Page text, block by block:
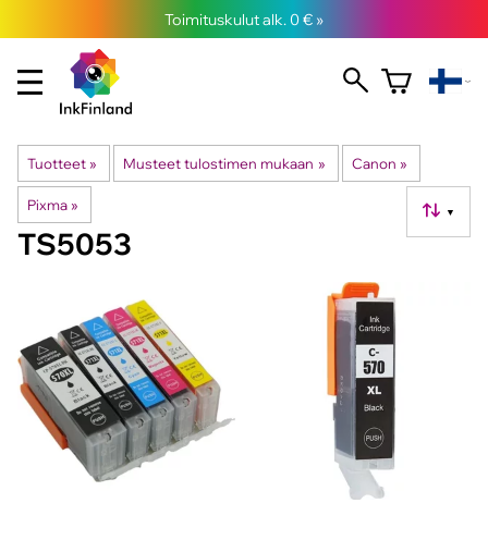
Toimituskulut alk. 0 € »
Tuotteet ‪» Musteet tulostimen mukaan ‪» Canon ‪»
Pixma ‪» ▼
TS5053